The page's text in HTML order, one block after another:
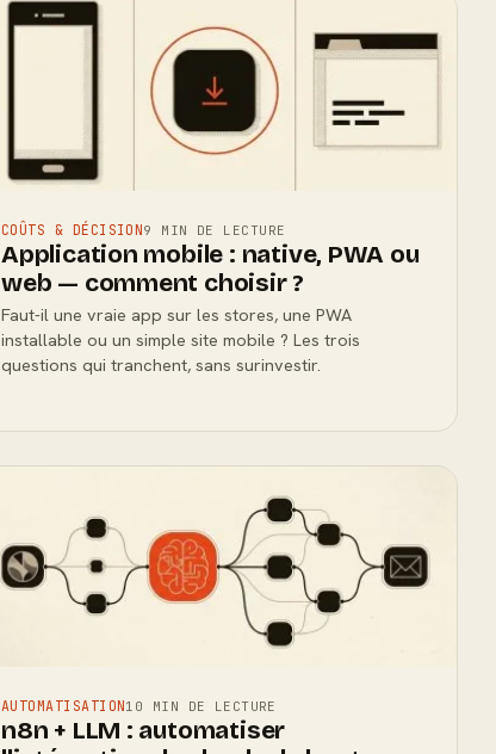
COÛTS & DÉCISION9 MIN DE LECTURE
Application mobile : native, PWA ou
web — comment choisir ?
Faut-il une vraie app sur les stores, une PWA
installable ou un simple site mobile ? Les trois
questions qui tranchent, sans surinvestir.
AUTOMATISATION10 MIN DE LECTURE
n8n + LLM : automatiser